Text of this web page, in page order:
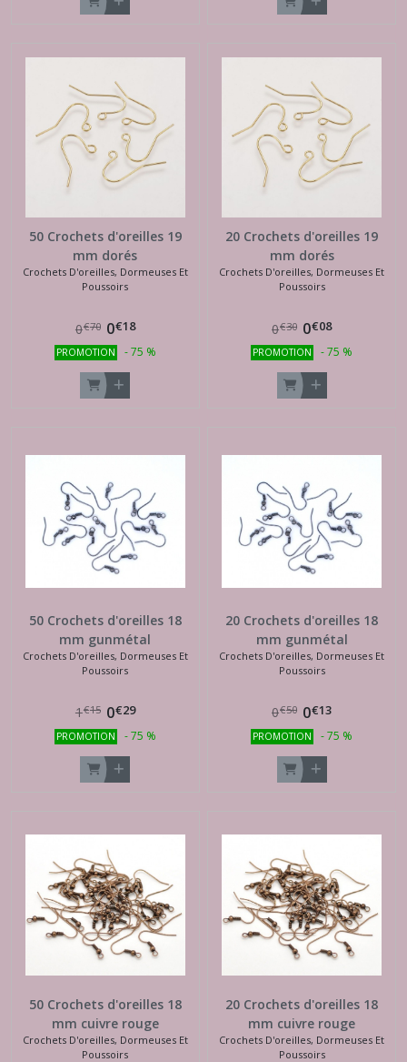
50 Crochets d'oreilles 19
mm dorés
Crochets D'oreilles, Dormeuses Et
Poussoirs
0€70 0€18
PROMOTION -75 %
20 Crochets d'oreilles 19
mm dorés
Crochets D'oreilles, Dormeuses Et
Poussoirs
0€30 0€08
PROMOTION -75 %
50 Crochets d'oreilles 18
mm gunmétal
Crochets D'oreilles, Dormeuses Et
Poussoirs
1€15 0€29
PROMOTION -75 %
20 Crochets d'oreilles 18
mm gunmétal
Crochets D'oreilles, Dormeuses Et
Poussoirs
0€50 0€13
PROMOTION -75 %
50 Crochets d'oreilles 18
mm cuivre rouge
Crochets D'oreilles, Dormeuses Et
Poussoirs
20 Crochets d'oreilles 18
mm cuivre rouge
Crochets D'oreilles, Dormeuses Et
Poussoirs